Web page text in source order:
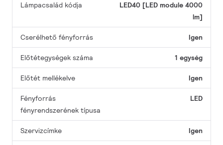
Lámpacsalád kódja
LED40 [LED module 4000
lm]
Cserélhető fényforrás Igen
Előtétegységek száma 1 egység
Előtét mellékelve Igen
Fényforrás
fényrendszerének típusa
LED
Szervizcímke Igen